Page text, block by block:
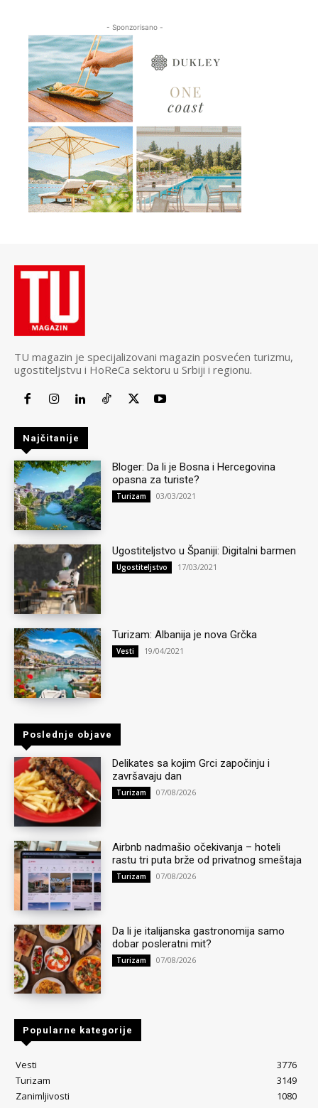
- Sponzorisano -
TU magazin je specijalizovani magazin posvećen turizmu,
ugostiteljstvu i HoReCa sektoru u Srbiji i regionu.
Najčitanije
Bloger: Da li je Bosna i Hercegovina
opasna za turiste?
Turizam 03/03/2021
Ugostiteljstvo u Španiji: Digitalni barmen
Ugostiteljstvo 17/03/2021
Turizam: Albanija je nova Grčka
Vesti 19/04/2021
Poslednje objave
Delikates sa kojim Grci započinju i
završavaju dan
Turizam 07/08/2026
Airbnb nadmašio očekivanja – hoteli
rastu tri puta brže od privatnog smeštaja
Turizam 07/08/2026
Da li je italijanska gastronomija samo
dobar posleratni mit?
Turizam 07/08/2026
Popularne kategorije
Vesti
3776
Turizam
3149
Zanimljivosti
1080